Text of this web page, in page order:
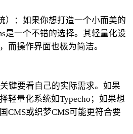
）：如果你想打造一个小而美的
是一个不错的选择。其轻量化设
而操作界面也极为简洁。
键要看自己的实际需求。如果
轻量化系统如Typecho；如果想
CMS或织梦CMS可能更符合要